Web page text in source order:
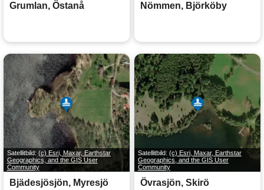
Grumlan, Östanå Nömmen, Björköby
Satellitbild: (c) Esri, Maxar, Earthstar
Geographics, and the GIS User
Community
Bjädesjösjön, Myresjö
Satellitbild: (c) Esri, Maxar, Earthstar
Geographics, and the GIS User
Community
Övrasjön, Skirö